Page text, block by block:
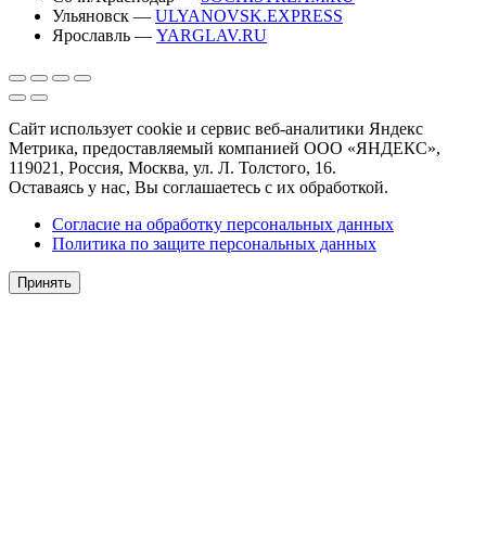
Ульяновск — ULYANOVSK.EXPRESS
Ярославль — YARGLAV.RU
Сайт использует cookie и сервис веб-аналитики Яндекс
Метрика, предоставляемый компанией ООО «ЯНДЕКС»,
119021, Россия, Москва, ул. Л. Толстого, 16.
Оставаясь у нас, Вы соглашаетесь с их обработкой.
Согласие на обработку персональных данных
Политика по защите персональных данных
Принять